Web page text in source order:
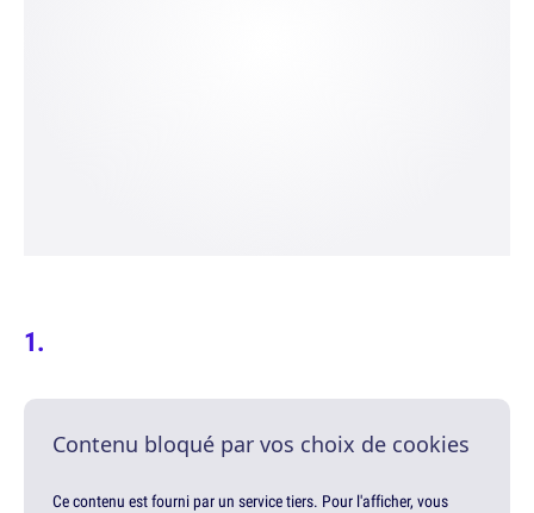
Contenu bloqué par vos choix de cookies
Ce contenu est fourni par un service tiers. Pour l'afficher, vous